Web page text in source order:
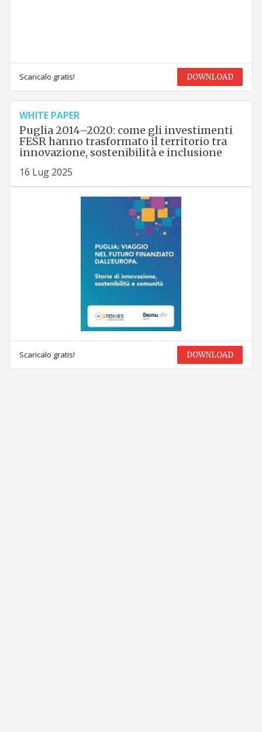
Scaricalo gratis! DOWNLOAD
WHITE PAPER
Puglia 2014–2020: come gli investimenti
FESR hanno trasformato il territorio tra
innovazione, sostenibilità e inclusione
16 Lug 2025
Scaricalo gratis! DOWNLOAD